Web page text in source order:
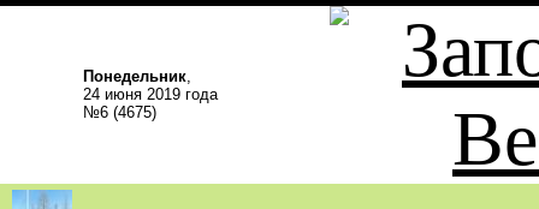
Понедельник,
24 июня 2019 года
№6 (4675)